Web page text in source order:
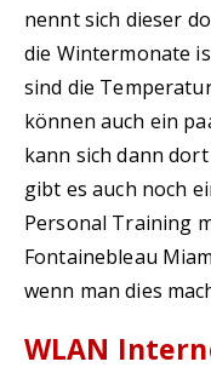
nennt sich dieser
die Wintermonate
sind die
können auch ein
kann sich dann
gibt es auch noch
Personal Training
Fontainebleau
wenn man dies
WLAN